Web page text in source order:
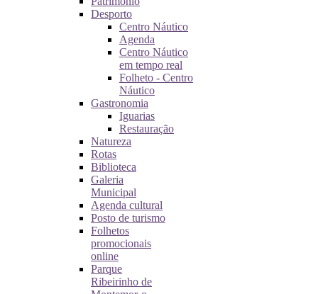
Desporto
Centro Náutico
Agenda
Centro Náutico
em tempo real
Folheto - Centro
Náutico
Gastronomia
Iguarias
Restauração
Natureza
Rotas
Biblioteca
Galeria
Municipal
Agenda cultural
Posto de turismo
Folhetos
promocionais
online
Parque
Ribeirinho de